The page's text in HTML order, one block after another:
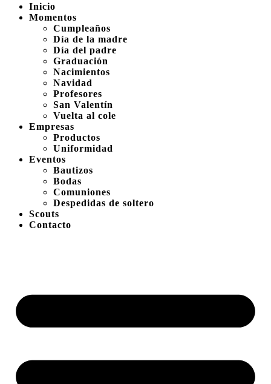
Inicio
Momentos
Cumpleaños
Día de la madre
Día del padre
Graduación
Nacimientos
Navidad
Profesores
San Valentín
Vuelta al cole
Empresas
Productos
Uniformidad
Eventos
Bautizos
Bodas
Comuniones
Despedidas de soltero
Scouts
Contacto